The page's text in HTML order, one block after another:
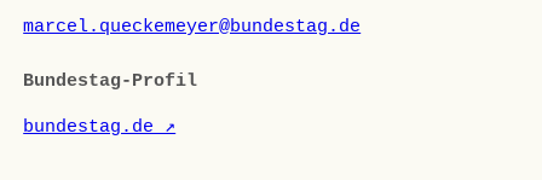
marcel.queckemeyer@bundestag.de
Bundestag-Profil
bundestag.de ↗